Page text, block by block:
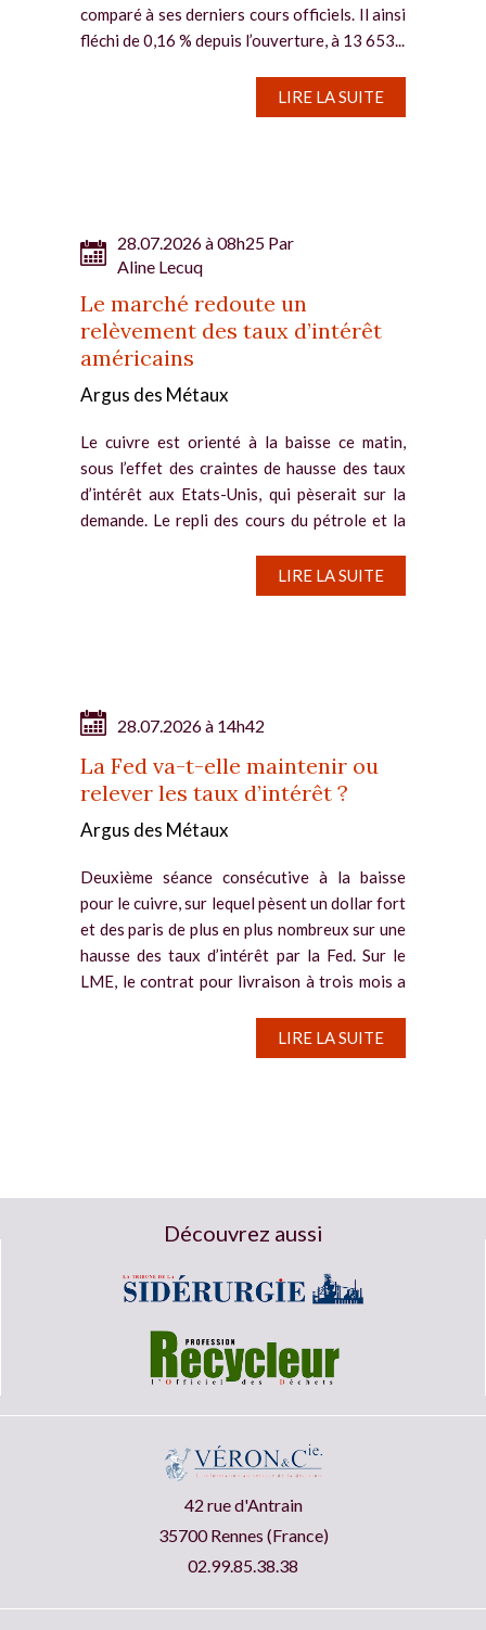
comparé à ses derniers cours officiels. Il ainsi
fléchi de 0,16 % depuis l’ouverture, à 13 653...
LIRE LA SUITE
28.07.2026 à 08h25 Par
Aline Lecuq
Le marché redoute un
relèvement des taux d’intérêt
américains
Argus des Métaux
Le cuivre est orienté à la baisse ce matin,
sous l’effet des craintes de hausse des taux
d’intérêt aux Etats-Unis, qui pèserait sur la
demande. Le repli des cours du pétrole et la
LIRE LA SUITE
28.07.2026 à 14h42
La Fed va-t-elle maintenir ou
relever les taux d’intérêt ?
Argus des Métaux
Deuxième séance consécutive à la baisse
pour le cuivre, sur lequel pèsent un dollar fort
et des paris de plus en plus nombreux sur une
hausse des taux d’intérêt par la Fed. Sur le
LME, le contrat pour livraison à trois mois a
LIRE LA SUITE
Découvrez aussi
42 rue d'Antrain
35700 Rennes (France)
02.99.85.38.38